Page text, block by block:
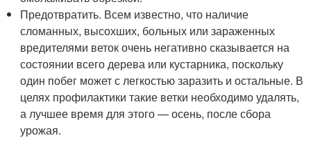
Предотвратить. Всем известно, что наличие
сломанных, высохших, больных или зараженных
вредителями веток очень негативно сказывается на
состоянии всего дерева или кустарника, поскольку
один побег может с легкостью заразить и остальные. В
целях профилактики такие ветки необходимо удалять,
а лучшее время для этого — осень, после сбора
урожая.